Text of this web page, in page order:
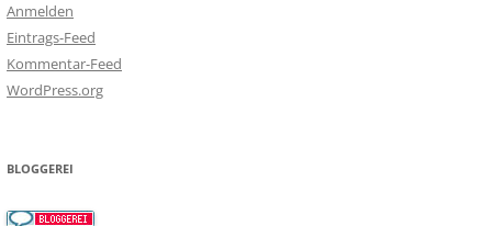
Anmelden
Eintrags-Feed
Kommentar-Feed
WordPress.org
BLOGGEREI